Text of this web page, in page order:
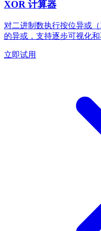
XOR 计算器
对二进制数执行按位异或
的异或，支持逐步可视化和
立即试用